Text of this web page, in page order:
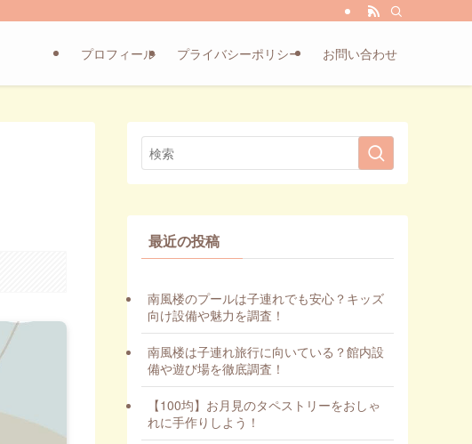
プロフィール プライバシーポリシー お問い合わせ
最近の投稿
南風楼のプールは子連れでも安心？キッズ
向け設備や魅力を調査！
南風楼は子連れ旅行に向いている？館内設
備や遊び場を徹底調査！
【100均】お月見のタペストリーをおしゃ
れに手作りしよう！